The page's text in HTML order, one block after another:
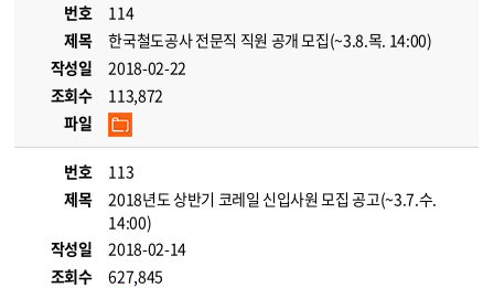
번호
114
제목
한국철도공사 전문직 직원 공개 모집(~3.8.목. 14:00)
작성일
2018-02-22
조회수
113,872
파일
번호
113
제목
2018년도 상반기 코레일 신입사원 모집 공고(~3.7.수.
14:00)
작성일
2018-02-14
조회수
627,845